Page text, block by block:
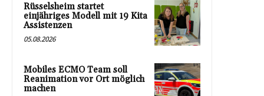
Rüsselsheim startet
einjähriges Modell mit 19 Kita
Assistenzen
05.08.2026
Mobiles ECMO Team soll
Reanimation vor Ort möglich
machen